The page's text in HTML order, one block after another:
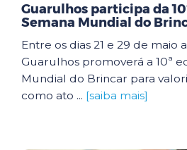
Guarulhos participa da
Semana Mundial do
Entre os dias 21 e 29 de maio
Guarulhos promoverá a 10ª
Mundial do Brincar para
como ato ... [saiba mais]